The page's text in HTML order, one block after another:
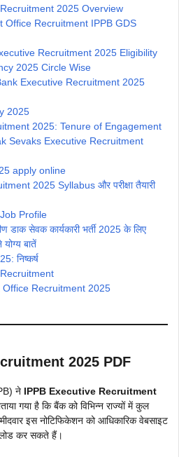
2025 Overview
Office Recruitment IPPB GDS
Recruitment 2025 Eligibility
2025 Circle Wise
Executive Recruitment 2025
2025
2025: Tenure of Engagement
Sevaks Executive Recruitment
apply online
2025 Syllabus और परीक्षा तैयारी
Profile
डाक सेवक कार्यकारी भर्ती 2025 के लिए
बातें
निष्कर्ष
Recruitment 2025
2025 PDF
ने IPPB Executive Recruitment
गया है कि बैंक को विभिन्न राज्यों में कुल
इस नोटिफिकेशन को आधिकारिक वेबसाइट
कर सकते हैं।